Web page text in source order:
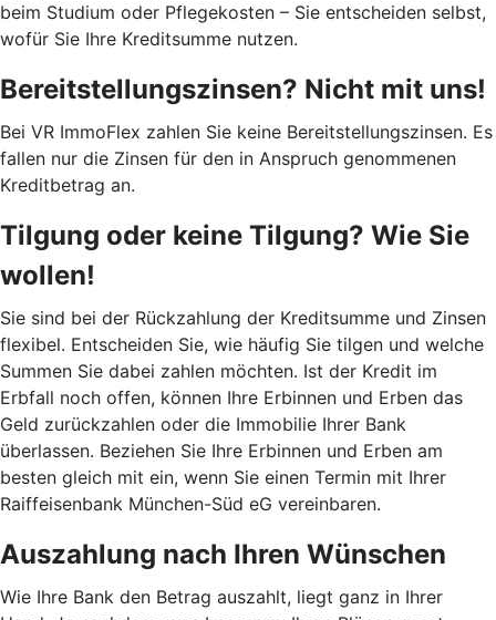
beim Studium oder Pflegekosten – Sie entscheiden selbst,
wofür Sie Ihre Kreditsumme nutzen.
Bereitstellungszinsen? Nicht mit uns!
Bei VR ImmoFlex zahlen Sie keine Bereitstellungszinsen. Es
fallen nur die Zinsen für den in Anspruch genommenen
Kreditbetrag an.
Tilgung oder keine Tilgung? Wie Sie
wollen!
Sie sind bei der Rückzahlung der Kreditsumme und Zinsen
flexibel. Entscheiden Sie, wie häufig Sie tilgen und welche
Summen Sie dabei zahlen möchten. Ist der Kredit im
Erbfall noch offen, können Ihre Erbinnen und Erben das
Geld zurückzahlen oder die Immobilie Ihrer Bank
überlassen. Beziehen Sie Ihre Erbinnen und Erben am
besten gleich mit ein, wenn Sie einen Termin mit Ihrer
Raiffeisenbank München-Süd eG vereinbaren.
Auszahlung nach Ihren Wünschen
Wie Ihre Bank den Betrag auszahlt, liegt ganz in Ihrer